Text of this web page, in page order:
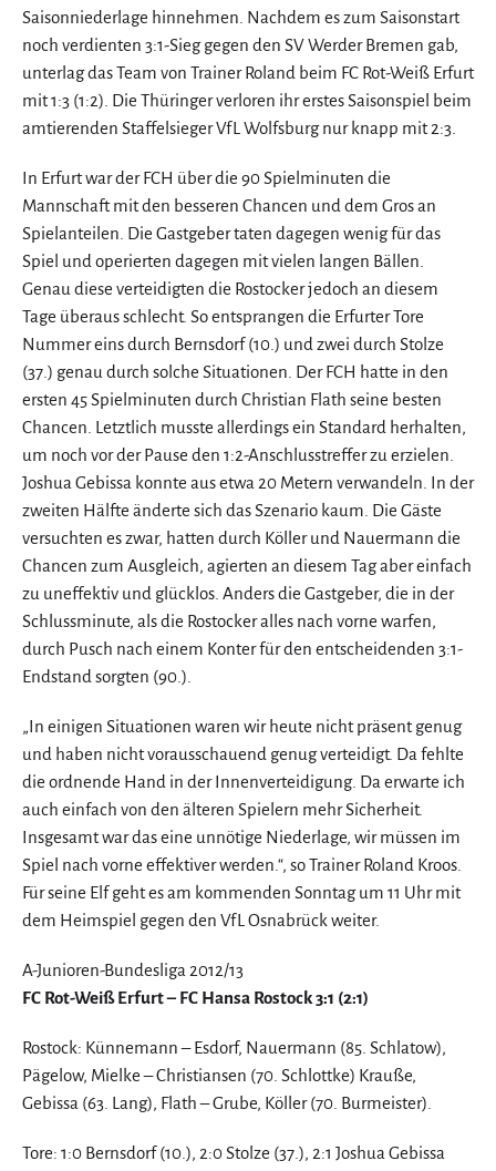
Saisonniederlage hinnehmen. Nachdem es zum Saisonstart
noch verdienten 3:1-Sieg gegen den SV Werder Bremen gab,
unterlag das Team von Trainer Roland beim FC Rot-Weiß Erfurt
mit 1:3 (1:2). Die Thüringer verloren ihr erstes Saisonspiel beim
amtierenden Staffelsieger VfL Wolfsburg nur knapp mit 2:3.
In Erfurt war der FCH über die 90 Spielminuten die
Mannschaft mit den besseren Chancen und dem Gros an
Spielanteilen. Die Gastgeber taten dagegen wenig für das
Spiel und operierten dagegen mit vielen langen Bällen.
Genau diese verteidigten die Rostocker jedoch an diesem
Tage überaus schlecht. So entsprangen die Erfurter Tore
Nummer eins durch Bernsdorf (10.) und zwei durch Stolze
(37.) genau durch solche Situationen. Der FCH hatte in den
ersten 45 Spielminuten durch Christian Flath seine besten
Chancen. Letztlich musste allerdings ein Standard herhalten,
um noch vor der Pause den 1:2-Anschlusstreffer zu erzielen.
Joshua Gebissa konnte aus etwa 20 Metern verwandeln. In der
zweiten Hälfte änderte sich das Szenario kaum. Die Gäste
versuchten es zwar, hatten durch Köller und Nauermann die
Chancen zum Ausgleich, agierten an diesem Tag aber einfach
zu uneffektiv und glücklos. Anders die Gastgeber, die in der
Schlussminute, als die Rostocker alles nach vorne warfen,
durch Pusch nach einem Konter für den entscheidenden 3:1-
Endstand sorgten (90.).
„In einigen Situationen waren wir heute nicht präsent genug
und haben nicht vorausschauend genug verteidigt. Da fehlte
die ordnende Hand in der Innenverteidigung. Da erwarte ich
auch einfach von den älteren Spielern mehr Sicherheit.
Insgesamt war das eine unnötige Niederlage, wir müssen im
Spiel nach vorne effektiver werden.“, so Trainer Roland Kroos.
Für seine Elf geht es am kommenden Sonntag um 11 Uhr mit
dem Heimspiel gegen den VfL Osnabrück weiter.
A-Junioren-Bundesliga 2012/13
FC Rot-Weiß Erfurt – FC Hansa Rostock 3:1 (2:1)
Rostock: Künnemann – Esdorf, Nauermann (85. Schlatow),
Pägelow, Mielke – Christiansen (70. Schlottke) Krauße,
Gebissa (63. Lang), Flath – Grube, Köller (70. Burmeister).
Tore: 1:0 Bernsdorf (10.), 2:0 Stolze (37.), 2:1 Joshua Gebissa